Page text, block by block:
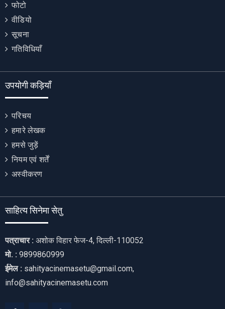
फोटो
वीडियो
सूचना
गतिविधियाँ
उपयोगी कड़ियाँ
परिचय
हमारे लेखक
हमसे जुड़ें
नियम एवं शर्तें
अस्वीकरण
साहित्य सिनेमा सेतु
पत्राचार : अशोक विहार फेज-4, दिल्ली-110052
मो. : 9899860999
ईमेल : sahityacinemasetu@gmail.com,
info@sahityacinemasetu.com